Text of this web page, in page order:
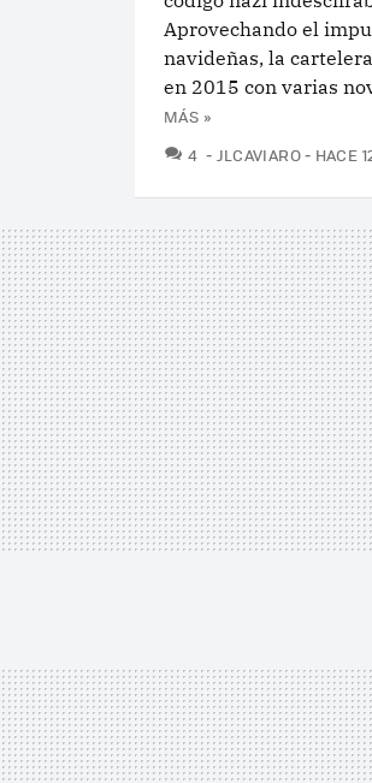
Aprovechando el
navideñas, la
en 2015 con varias
MÁS »
4 COMENTARIOS
JLCAVIARO HACE